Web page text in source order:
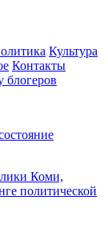
Культура
Контакты
блогеров
Коми,
политической